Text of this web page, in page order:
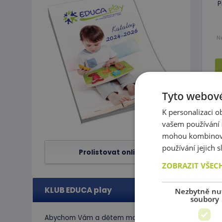
Prolistovat online
KLUB EDUCA play
Abychom Vám a dětem mohli
Tyto
K personalizaci
vašem
mohou
používání jejich
ZOBRAZIT
Nezbytně
soubory